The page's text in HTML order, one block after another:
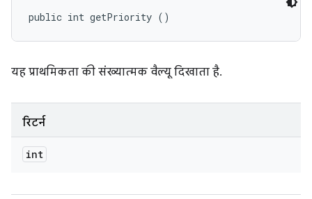
public int getPriority ()
यह प्राथमिकता की संख्यात्मक वैल्यू दिखाता है.
रिटर्न
int